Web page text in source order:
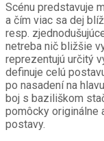
Scénu predstavuje
a čím viac sa dej
resp.
netreba nič bližšie
reprezentujú určitý
definuje celú
po nasadení na
boj s baziliškom
pomôcky originálne
postavy.